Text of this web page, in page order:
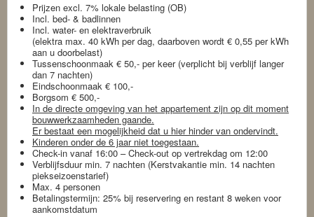
Prijzen excl. 7% lokale belasting (OB)
Incl. bed- & badlinnen
Incl. water- en elektraverbruik
(elektra max. 40 kWh per dag, daarboven wordt € 0,55 per kWh
aan u doorbelast)
Tussenschoonmaak € 50,- per keer (verplicht bij verblijf langer
dan 7 nachten)
Eindschoonmaak € 100,-
Borgsom € 500,-
In de directe omgeving van het appartement zijn op dit moment
bouwwerkzaamheden gaande.
Er bestaat een mogelijkheid dat u hier hinder van ondervindt.
Kinderen onder de 6 jaar niet toegestaan.
Check-in vanaf 16:00 – Check-out op vertrekdag om 12:00
Verblijfsduur min. 7 nachten (Kerstvakantie min. 14 nachten
piekseizoenstarief)
Max. 4 personen
Betalingstermijn: 25% bij reservering en restant 8 weken voor
aankomstdatum